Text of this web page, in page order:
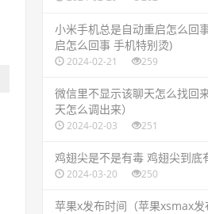
小米手机总是自动重启怎么回
启怎么回事 手机特别烫)
2024-02-21 259
微信里不显示该聊天怎么找回
天怎么调出来）
2024-02-03 251
鸡翅尖是不是有毒 鸡翅尖到底
2024-03-20 250
苹果x发布时间（苹果xsmax发